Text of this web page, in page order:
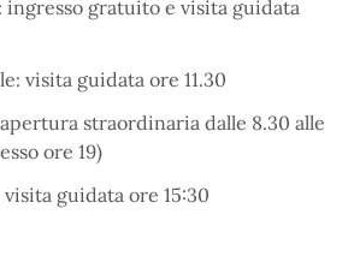
ingresso gratuito e visita guidata
visita guidata ore 11.30
straordinaria dalle 8.30 alle
ore 19)
guidata ore 15:30